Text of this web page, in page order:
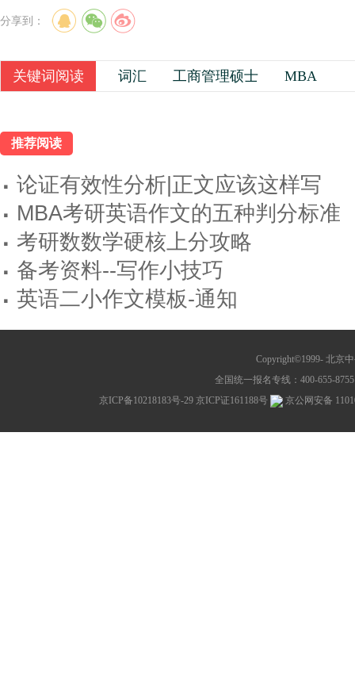
分享到：
关键词阅读 词汇 工商管理硕士 MBA
推荐阅读
· 论证有效性分析|正文应该这样写
· MBA考研英语作文的五种判分标准
· 考研数数学硬核上分攻略
· 备考资料--写作小技巧
· 英语二小作文模板-通知
Copyright©1999- 北京
全国统一报名专线：400-655-
京ICP备10218183号-29 京ICP证161188号 京公网安备